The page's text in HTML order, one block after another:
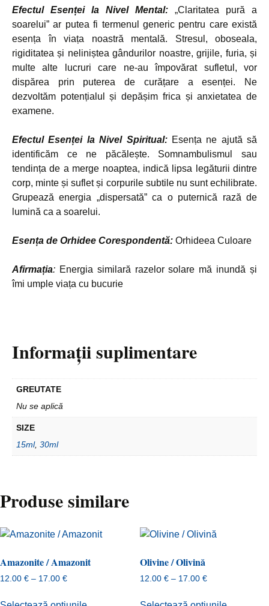
Efectul Esenței la Nivel Mental: „Claritatea pură a
soarelui” ar putea fi termenul generic pentru care există
esența în viața noastră mentală. Stresul, oboseala,
rigiditatea și neliniștea gândurilor noastre, grijile, furia, și
multe alte lucruri care ne-au împovărat sufletul, vor
dispărea prin puterea de curățare a esenței. Ne
dezvoltăm potențialul și depășim frica și anxietatea de
examene.
Efectul Esenței la Nivel Spiritual: Esența ne ajută să
identificăm ce ne păcălește. Somnambulismul sau
tendința de a merge noaptea, indică lipsa legăturii dintre
corp, minte și suflet și corpurile subtile nu sunt echilibrate.
Grupează energia „dispersată” ca o puternică rază de
lumină ca a soarelui.
Esența de Orhidee Corespondentă: Orhideea Culoare
Afirmația: Energia similară razelor solare mă inundă și
îmi umple viața cu bucurie
Informații suplimentare
GREUTATE
Nu se aplică
SIZE
15ml, 30ml
Produse similare
Amazonite / Amazonit
12.00 € – 17.00 €Interval
prețuri:
Olivine / Olivină
12.00 € – 17.00 €Interval
prețuri: